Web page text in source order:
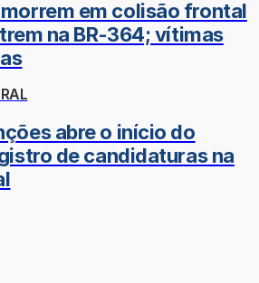
em colisão frontal
na BR-364; vítimas
abre o início do
de candidaturas na